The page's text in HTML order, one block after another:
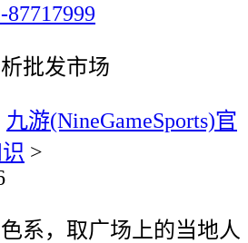
批发市场
九游(NineGameSports)官
>
，取广场上的当地人